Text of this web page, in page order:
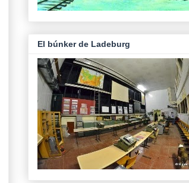
El búnker de Ladeburg